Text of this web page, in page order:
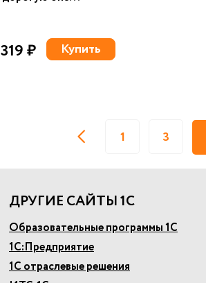
319 ₽ Купить
1 3
ДРУГИЕ САЙТЫ 1С
Образовательные программы 1С
1С:Предприятие
1С отраслевые решения